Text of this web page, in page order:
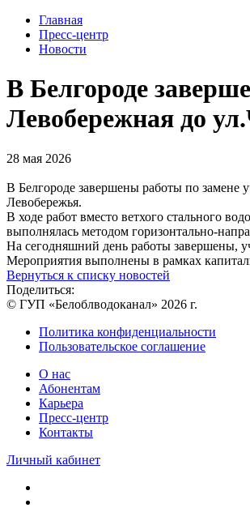
Главная
Пресс-центр
Новости
В Белгороде
Левобережная до
28 мая 2026
В Белгороде завершены работы по замене
Левобережья.
В ходе работ вместо ветхого стального
выполнялась методом горизонтально-
На сегодняшний день работы завершены,
Мероприятия выполнены в рамках
Вернуться к списку новостей
Поделиться:
© ГУП «Белоблводоканал» 2026 г.
Политика конфиденциальности
Пользовательское соглашение
О нас
Абонентам
Карьера
Пресс-центр
Контакты
Личный кабинет